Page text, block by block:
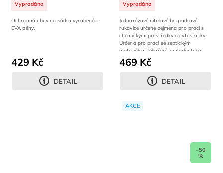
Vyprodáno
429 Kč
DETAIL
Ochranná obuv na sádru vyrobená z
EVA pěny.
Vyprodáno
469 Kč
DETAIL
Jednorázové nitrilové bezpudrové
rukavice určené zejména pro práci s
chemickými prostředky a cytostatiky.
Určená pro práci se septickým
materiálem, lékařské, ambulantní a...
AKCE
–50
%